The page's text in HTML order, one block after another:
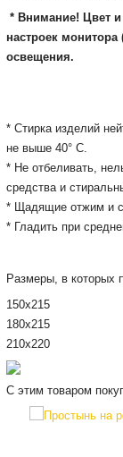
* Внимание! Цвет и
настроек монитора
освещения.
* Cтирка изделий
не выше 40° С.
* Не отбеливать,
средства и
* Щадящие отжим и
* Гладить при
Размеры, в которых
150х215
180х215
210х220
С этим товаром